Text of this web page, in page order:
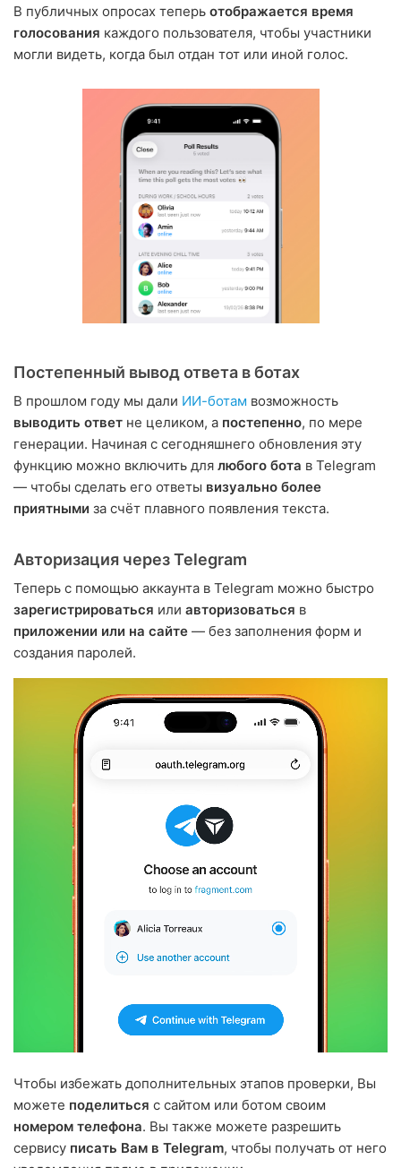
В публичных опросах теперь отображается время
голосования каждого пользователя, чтобы участники
могли видеть, когда был отдан тот или иной голос.
Постепенный вывод ответа в ботах
В прошлом году мы дали ИИ-ботам возможность
выводить ответ не целиком, а постепенно, по мере
генерации. Начиная с сегодняшнего обновления эту
функцию можно включить для любого бота в Telegram
— чтобы сделать его ответы визуально более
приятными за счёт плавного появления текста.
Авторизация через Telegram
Теперь с помощью аккаунта в Telegram можно быстро
зарегистрироваться или авторизоваться в
приложении или на сайте — без заполнения форм и
создания паролей.
Чтобы избежать дополнительных этапов проверки, Вы
можете поделиться с сайтом или ботом своим
номером телефона. Вы также можете разрешить
сервису писать Вам в Telegram, чтобы получать от него